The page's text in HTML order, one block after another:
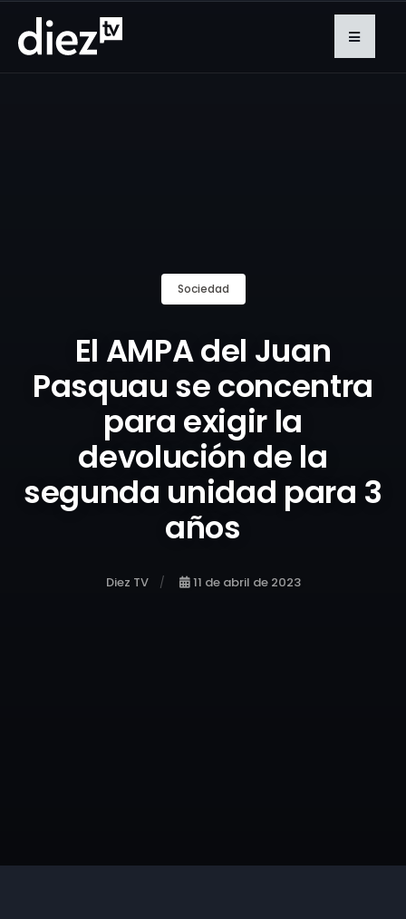
Sociedad
El AMPA del Juan
Pasquau se concentra
para exigir la
devolución de la
segunda unidad para 3
años
Diez TV 11 de abril de 2023